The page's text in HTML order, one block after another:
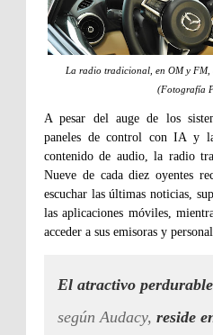
La radio tradicional, en OM y FM,
(Fotografía
A pesar del auge de los
paneles de control con IA y
contenido de audio, la radio
Nueve de cada diez oyentes
escuchar las últimas noticias,
las aplicaciones móviles,
acceder a sus emisoras y
El atractivo
según Audacy, reside